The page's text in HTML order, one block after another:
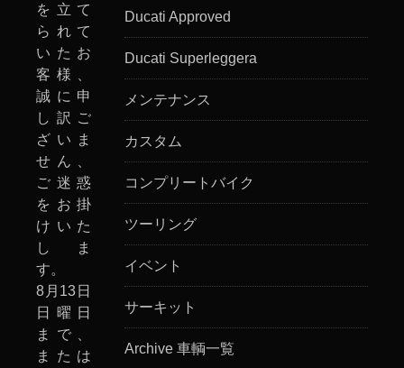
を立て
られて
いたお
客様、
誠に申
し訳ご
ざいま
せん、
ご迷惑
をお掛
けいた
しま
す。
8月13日
日曜日
まで、
または
Ducati Approved
Ducati Superleggera
メンテナンス
カスタム
コンプリートバイク
ツーリング
イベント
サーキット
Archive 車輌一覧